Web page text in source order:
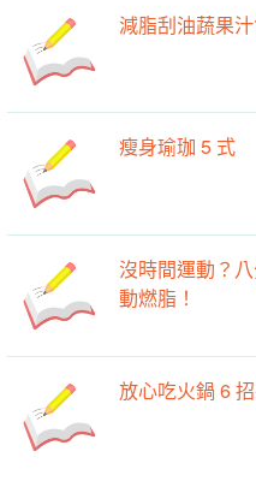
減脂刮油蔬果
瘦身瑜珈 5 式
沒時間運動？
動燃脂！
放心吃火鍋 6